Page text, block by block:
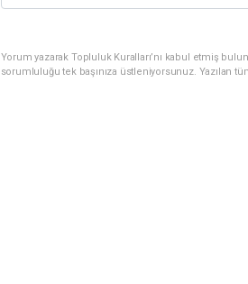
Yorum yazarak Topluluk Kuralları’nı kabul etmiş
sorumluluğu tek başınıza üstleniyorsunuz. Yazılan